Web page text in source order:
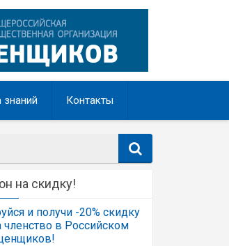
знаний Контакты
линия под залог
что необходимо
на скидку!
и получи -20% скидку
членство в Российском